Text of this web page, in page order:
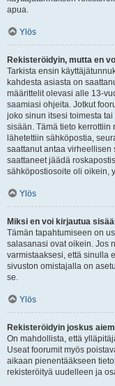
apua.
Ylös
Rekisteröidyin, mutta en
Tarkista ensin
kahdesta asiasta on
määrittelit olevasi alle 13-
saamiasi ohjeita. Jotkut
joko sinun itsesi toimesta
sisään. Tämä tieto kerrottiin
lähetettiin sähköpostia,
saattanut antaa virheellisen
saattaneet jäädä
sähköpostiosoite oli oikein,
Ylös
Miksi en voi kirjautua
Tämän tapahtumiseen on
salasanasi ovat oikein. Jos
varmistaaksesi, että sinulla
sivuston omistajalla on
se.
Ylös
Rekisteröidyin joskus
On mahdollista, että
Useat foorumit myös
aikaan pienentääkseen
rekisteröityä uudelleen ja